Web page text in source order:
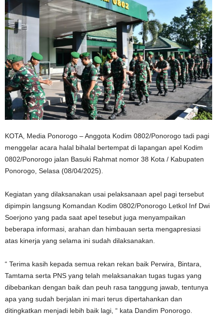
KOTA, Media Ponorogo – Anggota Kodim 0802/Ponorogo tadi pagi
menggelar acara halal bihalal bertempat di lapangan apel Kodim
0802/Ponorogo jalan Basuki Rahmat nomor 38 Kota / Kabupaten
Ponorogo, Selasa (08/04/2025).
Kegiatan yang dilaksanakan usai pelaksanaan apel pagi tersebut
dipimpin langsung Komandan Kodim 0802/Ponorogo Letkol Inf Dwi
Soerjono yang pada saat apel tesebut juga menyampaikan
beberapa informasi, arahan dan himbauan serta mengapresiasi
atas kinerja yang selama ini sudah dilaksanakan.
“ Terima kasih kepada semua rekan rekan baik Perwira, Bintara,
Tamtama serta PNS yang telah melaksanakan tugas tugas yang
dibebankan dengan baik dan peuh rasa tanggung jawab, tentunya
apa yang sudah berjalan ini mari terus dipertahankan dan
ditingkatkan menjadi lebih baik lagi, “ kata Dandim Ponorogo.